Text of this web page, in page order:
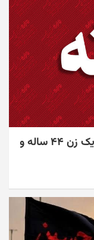
حریق دلخراش در فومن؛ جان باختن یک زن ۴۴ ساله و